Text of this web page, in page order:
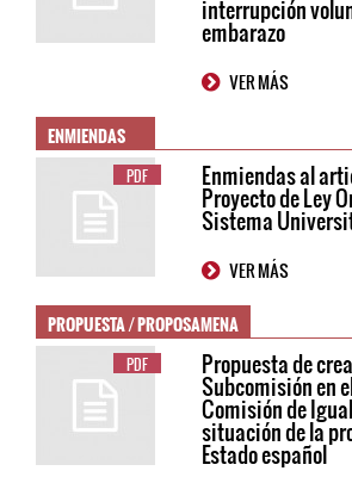
interrupción
embarazo
VER MÁS
ENMIENDAS
PDF Enmiendas al
Proyecto de Ley
Sistema
VER MÁS
PROPUESTA / PROPOSAMENA
PDF Propuesta de
Subcomisión en
Comisión de
situación de la
Estado español